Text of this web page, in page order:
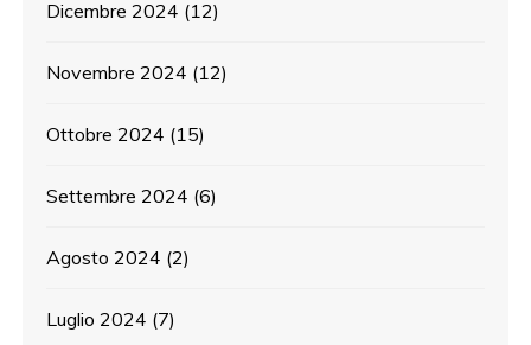
Dicembre 2024 (12)
Novembre 2024 (12)
Ottobre 2024 (15)
Settembre 2024 (6)
Agosto 2024 (2)
Luglio 2024 (7)